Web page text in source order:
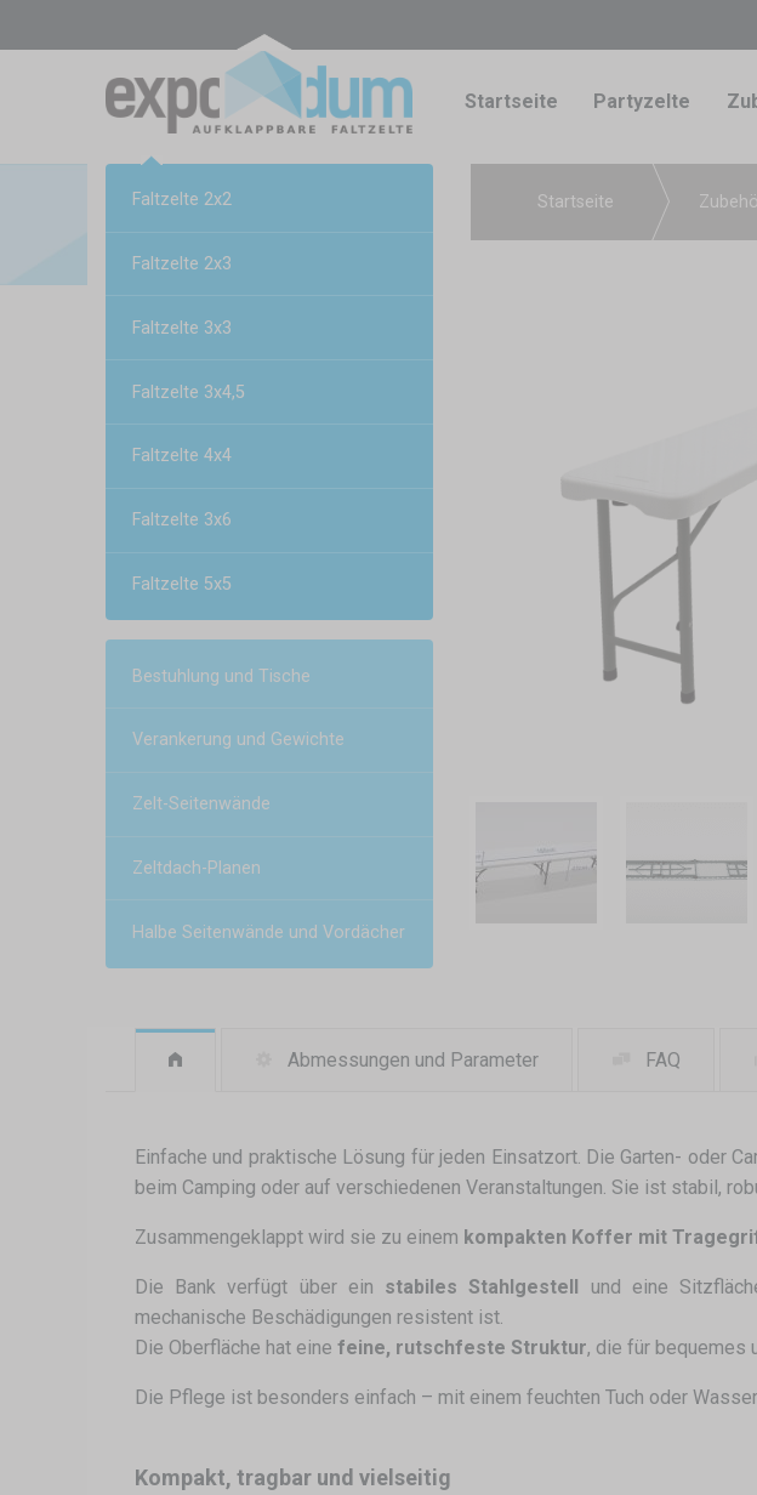
Startseite Partyzelte
Faltzelte 2x2
Faltzelte 2x3
Faltzelte 3x3
Faltzelte 3x4,5
Faltzelte 4x4
Faltzelte 3x6
Faltzelte 5x5
Bestuhlung und Tische
Verankerung und Gewichte
Zelt-Seitenwände
Zeltdach-Planen
Halbe Seitenwände und Vordächer
Startseite
Abmessungen und Parameter FAQ
Einfache und praktische Lösung für jeden Einsatzort. Die Garten- oder
beim Camping oder auf verschiedenen Veranstaltungen. Sie ist stabil,
Zusammengeklappt wird sie zu einem kompakten Koffer mit
Die Bank verfügt über ein stabiles Stahlgestell und eine
mechanische Beschädigungen resistent ist.
Die Oberfläche hat eine feine, rutschfeste Struktur, die für bequemes
Die Pflege ist besonders einfach – mit einem feuchten Tuch oder
Kompakt, tragbar und vielseitig